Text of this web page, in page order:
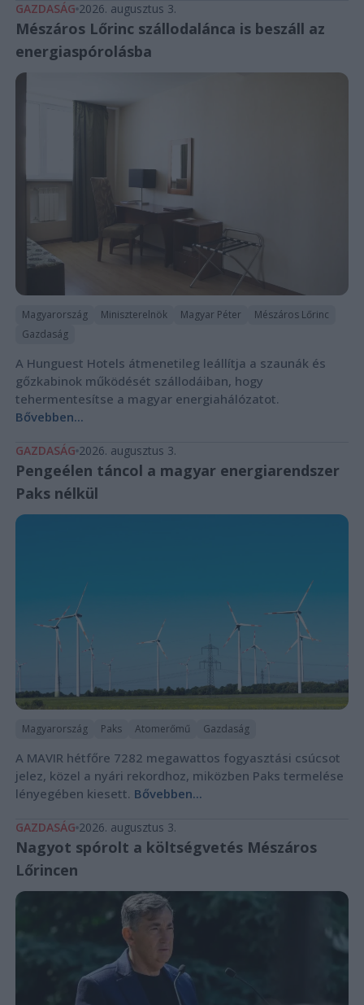
GAZDASÁG 2026. augusztus 3.
Mészáros Lőrinc szállodalánca is beszáll az
energiaspórolásba
Magyarország Miniszterelnök Magyar Péter
Mészáros Lőrinc
Gazdaság
A Hunguest Hotels átmenetileg leállítja a szaunák és
gőzkabinok működését szállodáiban, hogy
tehermentesítse a magyar energiahálózatot.
Bővebben...
GAZDASÁG 2026. augusztus 3.
Pengeélen táncol a magyar energiarendszer
Paks nélkül
Magyarország Paks Atomerőmű Gazdaság
A MAVIR hétfőre 7282 megawattos fogyasztási csúcsot
jelez, közel a nyári rekordhoz, miközben Paks termelése
lényegében kiesett. Bővebben...
GAZDASÁG 2026. augusztus 3.
Nagyot spórolt a költségvetés Mészáros
Lőrincen